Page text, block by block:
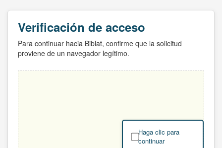
Verificación de acceso
Para continuar hacia Biblat, confirme que la solicitud
proviene de un navegador legítimo.
Haga clic para
continuar